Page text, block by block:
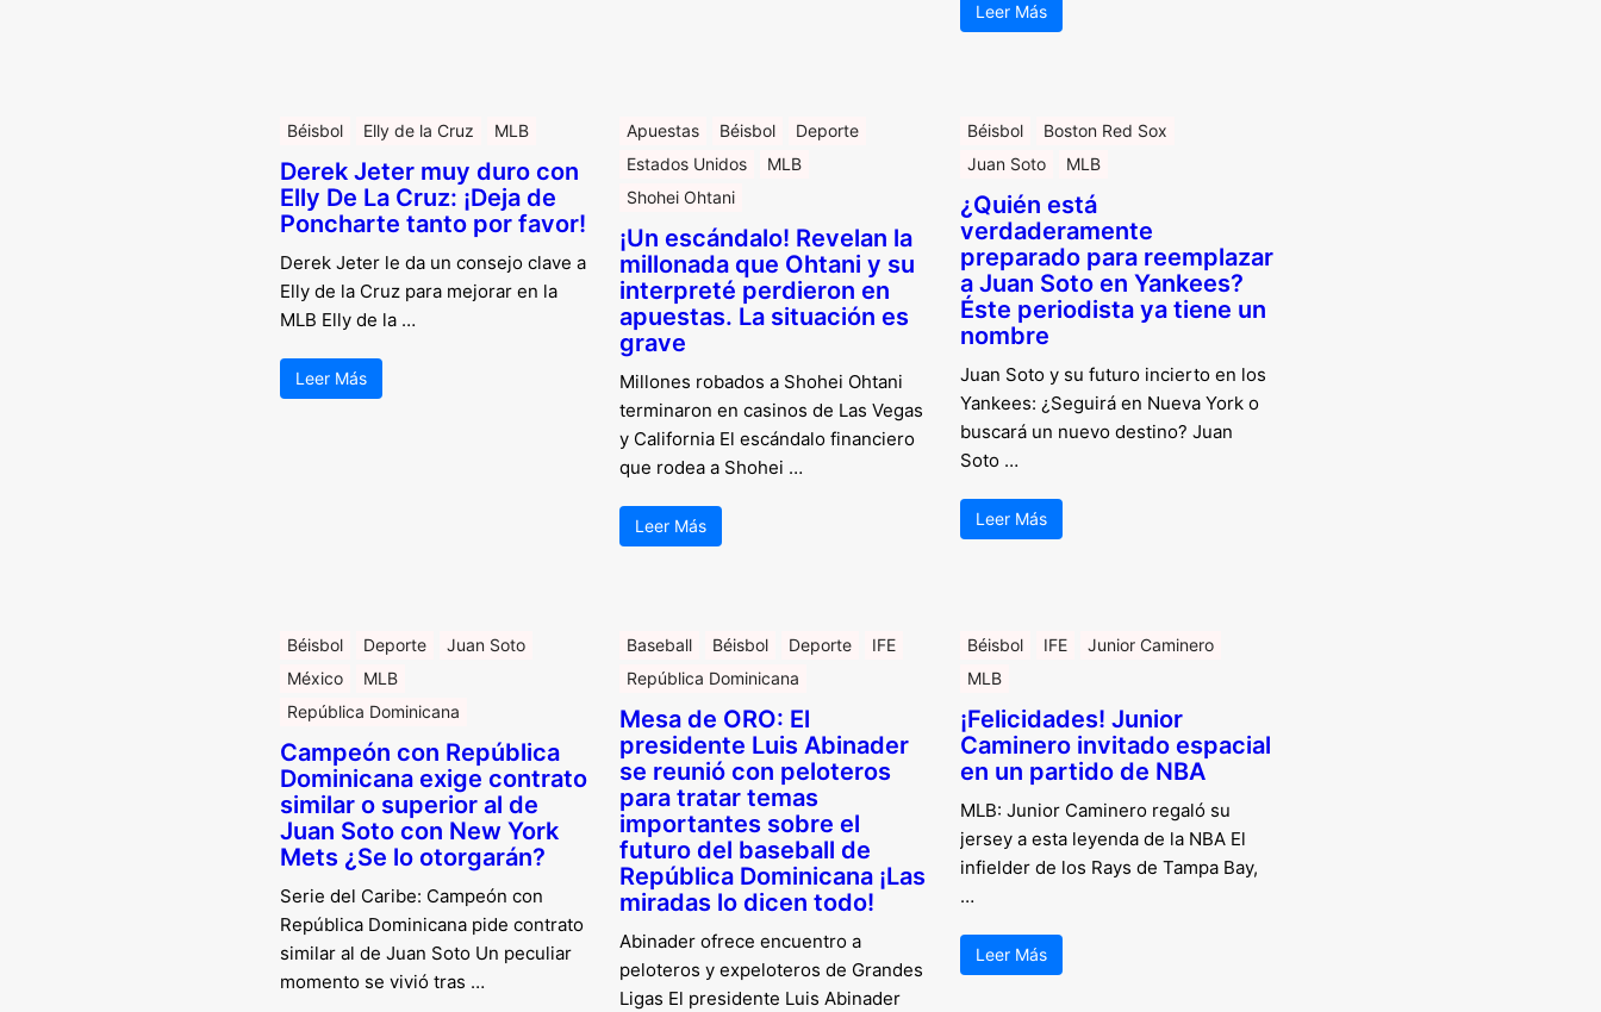
Leer Más
Béisbol Elly de la Cruz MLB
Derek Jeter muy duro con
Elly De La Cruz: ¡Deja de
Poncharte tanto por favor!
Derek Jeter le da un consejo clave a
Elly de la Cruz para mejorar en la
MLB Elly de la …
Leer Más
Apuestas Béisbol
Deporte
Estados Unidos
MLB
Shohei Ohtani
¡Un escándalo! Revelan la
millonada que Ohtani y su
interpreté perdieron en
apuestas. La situación es
grave
Millones robados a Shohei Ohtani
terminaron en casinos de Las Vegas
y California El escándalo financiero
que rodea a Shohei …
Leer Más
Béisbol
Boston Red Sox
Juan Soto
MLB
¿Quién está
verdaderamente
preparado para reemplazar
a Juan Soto en Yankees?
Éste periodista ya tiene un
nombre
Juan Soto y su futuro incierto en los
Yankees: ¿Seguirá en Nueva York o
buscará un nuevo destino? Juan
Soto …
Leer Más
Béisbol Deporte
Juan Soto
México
MLB
República Dominicana
Campeón con República
Dominicana exige contrato
similar o superior al de
Juan Soto con New York
Mets ¿Se lo otorgarán?
Serie del Caribe: Campeón con
República Dominicana pide contrato
similar al de Juan Soto Un peculiar
momento se vivió tras …
Baseball Béisbol Deporte
IFE
República Dominicana
Mesa de ORO: El
presidente Luis Abinader
se reunió con peloteros
para tratar temas
importantes sobre el
futuro del baseball de
República Dominicana ¡Las
miradas lo dicen todo!
Abinader ofrece encuentro a
peloteros y expeloteros de Grandes
Ligas El presidente Luis Abinader
Béisbol IFE
Junior Caminero
MLB
¡Felicidades! Junior
Caminero invitado espacial
en un partido de NBA
MLB: Junior Caminero regaló su
jersey a esta leyenda de la NBA El
infielder de los Rays de Tampa Bay,
…
Leer Más